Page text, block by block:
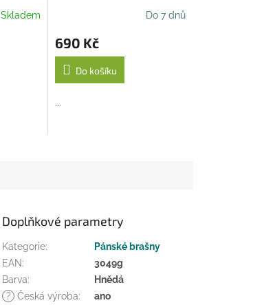
Skladem Do 7 dnů
690 Kč
Do košíku
...
Doplňkové parametry
Kategorie:
Pánské brašny
EAN:
3049g
Barva:
Hnědá
?
Česká výroba:
ano